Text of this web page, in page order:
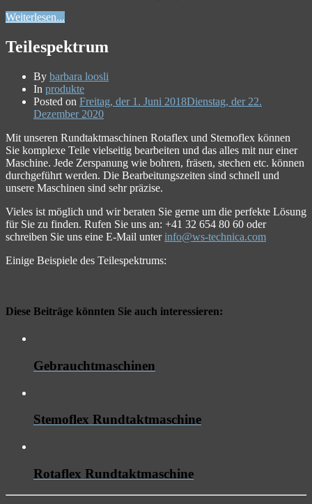
Weiterlesen...
Teilespektrum
By barbara loosli
In produkte
Posted on Freitag, der 1. Juni 2018Dienstag, der 22.
Dezember 2020
Mit unseren Rundtaktmaschinen Rotaflex und Stemoflex können
Sie komplexe Teile vielseitig bearbeiten und das alles mit nur einer
Maschine. Jede Zerspanung wie bohren, fräsen, stechen etc. können
durchgeführt werden. Die Bearbeitungszeiten sind schnell und
unsere Maschinen sind sehr präzise.
Vieles ist möglich und wir beraten Sie gerne um die perfekte Lösung
für Sie zu finden. Rufen Sie uns an: +41 32 654 80 60 oder
schreiben Sie uns eine E-Mail unterinfo@ws-technica.com
Einige Beispiele des Teilespektrums:
Diese Beiträge könnten Sie auch interessieren:
Gebrauchtmaschinen
Stemoflex Rundtaktmaschine
Rotaflex Rundtaktmaschine